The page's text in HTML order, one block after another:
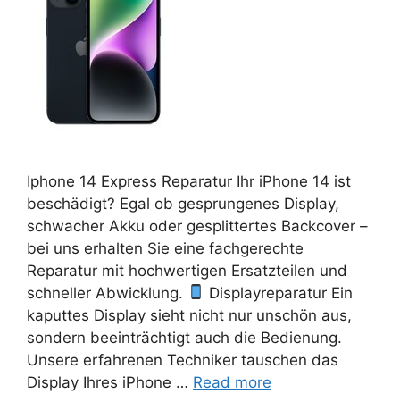
Iphone 14 Express Reparatur Ihr iPhone 14 ist
beschädigt? Egal ob gesprungenes Display,
schwacher Akku oder gesplittertes Backcover –
bei uns erhalten Sie eine fachgerechte
Reparatur mit hochwertigen Ersatzteilen und
schneller Abwicklung.
Displayreparatur Ein
kaputtes Display sieht nicht nur unschön aus,
sondern beeinträchtigt auch die Bedienung.
Unsere erfahrenen Techniker tauschen das
Display Ihres iPhone … Read more